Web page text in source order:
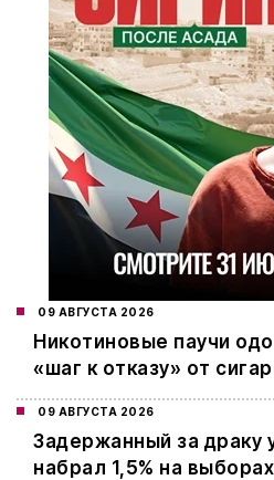
09 АВГУСТА 2026
Никотиновые паучи
«шаг к отказу» от
09 АВГУСТА 2026
Задержанный за драку
набрал 1,5% на